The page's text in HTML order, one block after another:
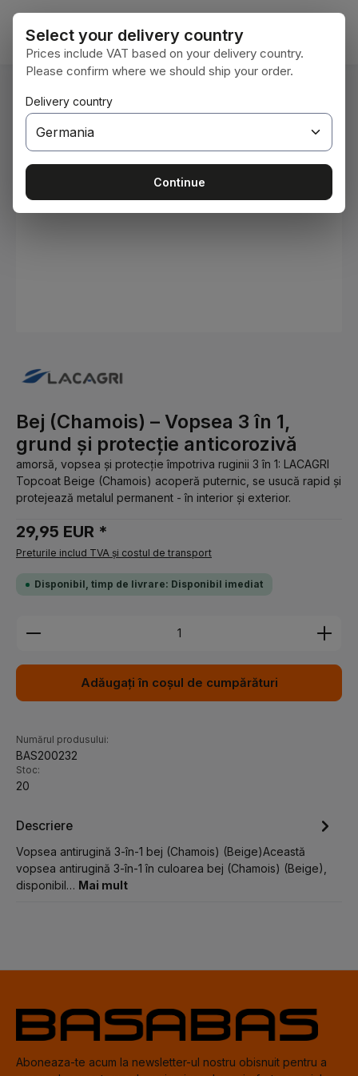
Sari la conținutul principal
Sunteți aici: Acasă
Bej (Chamois) – Vopsea 3 în 1,
grund și protecție anticorozivă
amorsă, vopsea și protecție împotriva ruginii 3 în 1: LACAGRI
Topcoat Beige (Chamois) acoperă puternic, se usucă rapid și
protejează metalul permanent - în interior și exterior.
29,95 EUR *
Preturile includ TVA și costul de transport
Disponibil, timp de livrare: Disponibil imediat
Cantitate produs: Introduceți cantitatea dorită
Adăugați în coșul de cumpărături
Numărul produsului:
BAS200232
Stoc:
20
Descriere
Vopsea antirugină 3-în-1 bej (Chamois) (Beige)Această
vopsea antirugină 3-în-1 în culoarea bej (Chamois) (Beige),
disponibil… Mai mult
Aboneaza-te acum la newsletter-ul nostru obisnuit pentru a
Select your delivery country
Prices include VAT based on your delivery country.
Please confirm where we should ship your order.
Delivery country
Continue